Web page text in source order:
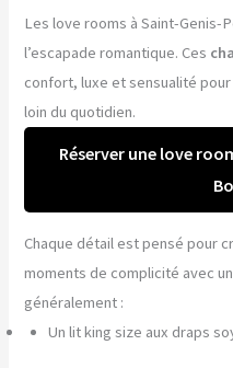
Les love rooms à Saint-Genis-
l’escapade romantique. Ces
confort, luxe et sensualité
loin du quotidien.
Réserver une love
Chaque détail est pensé pour
moments de complicité avec
généralement :
Un lit king size aux draps